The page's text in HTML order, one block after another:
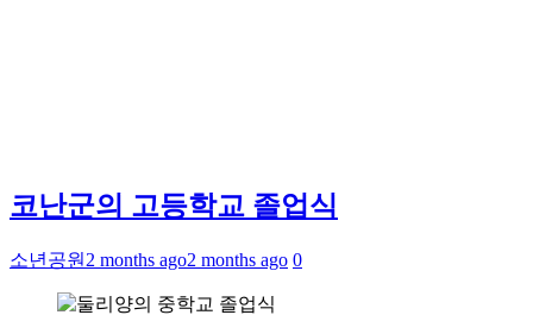
코난군의 고등학교 졸업식
소년공원 2 months ago2 months ago 0